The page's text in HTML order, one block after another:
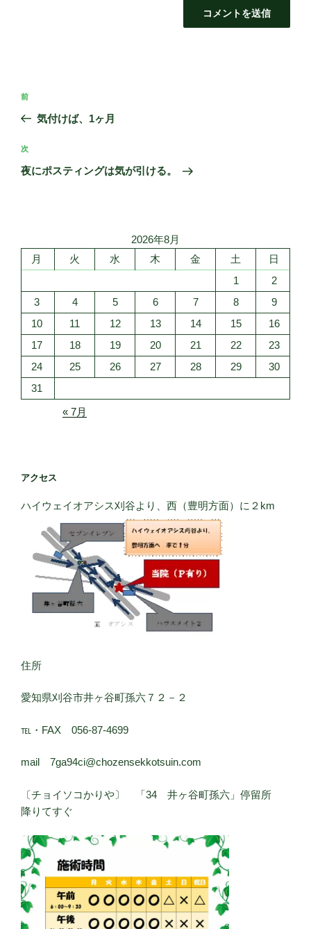
投
ビ
ゲ
ン
前
の
稿
前
気付けば、1ヶ月
次
の
次
夜にポスティングは気が引ける。
2026年8月
月
火 水 木 金 土
日
1
2
3
4 5 6 7 8
9
10
11 12 13 14 15
16
17
18 19 20 21 22
23
24
25 26 27 28 29
30
31
« 7月
アクセス
ハイウェイオアシス刈谷より、西（豊明方面）に２km
住所
愛知県刈谷市井ヶ谷町孫六７２－２
℡・FAX 056-87-4699
mail 7ga94ci@chozensekkotsuin.com
〔チョイソコかりや〕 「34 井ヶ谷町孫六」停留所
降りてすぐ